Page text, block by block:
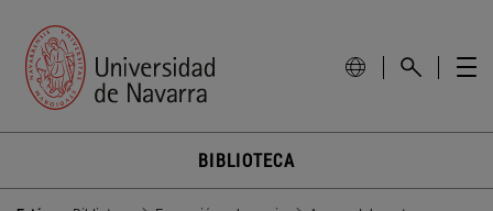
BIBLIOTECA